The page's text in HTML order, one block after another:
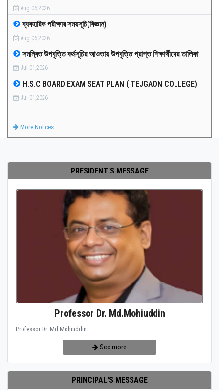
MEDIA
PAYMENT
CO-CURRICULUM
RESULTS
Aug 06,2026
ব্যবহারিক পরীক্ষার সময়সূচি(বিজ্ঞান)
Aug 06,2026
সমন্বিত উপবৃত্তি কর্মসূচির আওতায় উপবৃত্তি প্রাপ্ত শিক্ষার্থীদের তালিকা
Jul 01,2026
H.S.C BOARD EXAM SEAT PLAN ( TEJGAON COLLEGE)
Jul 01,2026
More Notices
PRESIDENT'S MESSAGE
Professor Dr. Md.Mohiuddin
Professor Dr. Md.Mohiuddin
See more
PRINCIPAL'S MESSAGE